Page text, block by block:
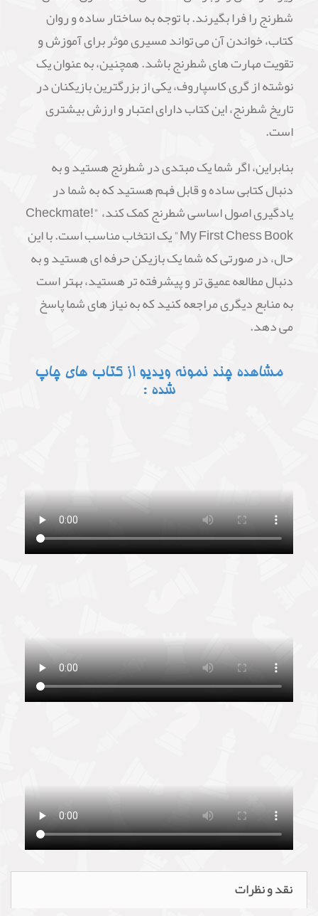
شطرنج را فرا بگیرند. با توجه به ساختار ساده و روان
کتاب، خواندن آن می تواند مسیری موثر برای آموزش و
تقویت مهارت های شطرنج باشد. همچنین، به عنوان یک
نوشته از گری کاسپاروف، یکی از بزرگترین بازیکنان در
تاریخ شطرنج، این کتاب دارای اعتبار و ارزش بیشتری
است.
بنابراین، اگر شما یک مبتدی در شطرنج هستید و به
دنبال کتابی ساده و قابل فهم هستید که به شما در
یادگیری اصول اساسی شطرنج کمک کند، "Checkmate!
My First Chess Book" یک انتخاب مناسب است. با این
حال، در صورتی که شما یک بازیکن حرفه ای هستید و به
دنبال مطالعه عمیق تر و پیشرفته تر هستید، بهتر است
به منابع دیگری مراجعه کنید که به نیاز های شما پاسخ
می دهد.
مشاهده چند نمونه ویدیو از کتاب های چاپ
شده :
نقد و نظرات